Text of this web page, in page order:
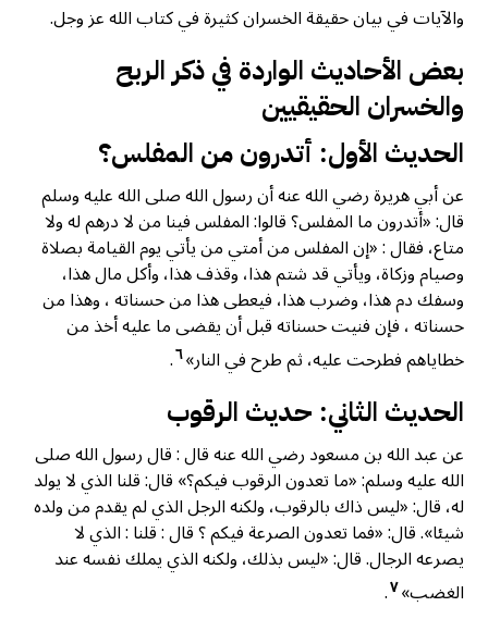
والآيات في بيان حقيقة الخسران كثيرة في كتاب الله عز وجل.
بعض الأحاديث الواردة في ذكر الربح
والخسران الحقيقيين
الحديث الأول: أتدرون من المفلس؟
عن أبي هريرة رضي الله عنه أن رسول الله صلى الله عليه وسلم
قال: «أتدرون ما المفلس؟ قالوا: المفلس فينا من لا درهم له ولا
متاع، فقال : «إن المفلس من أمتي من يأتي يوم القيامة بصلاة
وصيام وزكاة، ويأتي قد شتم هذا، وقذف هذا، وأكل مال هذا،
وسفك دم هذا، وضرب هذا، فيعطى هذا من حسناته ، وهذا من
حسناته ، فإن فنيت حسناته قبل أن يقضى ما عليه أخذ من
خطاياهم فطرحت عليه، ثم طرح في النار»٦.
الحديث الثاني: حديث الرقوب
عن عبد الله بن مسعود رضي الله عنه قال : قال رسول الله صلى
الله عليه وسلم: «ما تعدون الرقوب فيكم؟» قال: قلنا الذي لا يولد
له، قال: «ليس ذاك بالرقوب، ولكنه الرجل الذي لم يقدم من ولده
شيئا». قال: «فما تعدون الصرعة فيكم ؟ قال : قلنا : الذي لا
يصرعه الرجال. قال: «ليس بذلك، ولكنه الذي يملك نفسه عند
الغضب»٧.